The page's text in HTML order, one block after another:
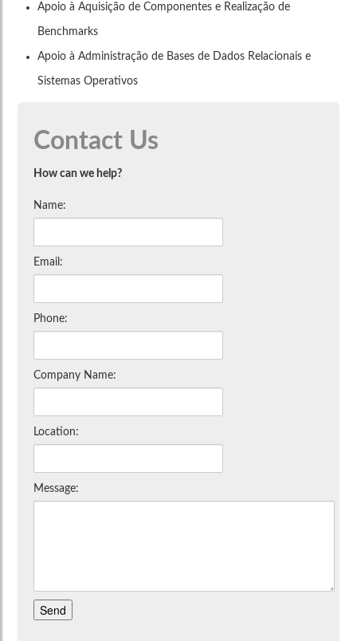
Apoio à Aquisição de Componentes e Realização de
Benchmarks
Apoio à Administração de Bases de Dados Relacionais e
Sistemas Operativos
Contact Us
How can we help?
Name:
Email:
Phone:
Company Name:
Location:
Message: